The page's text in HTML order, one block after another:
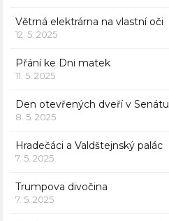
Větrná elektrárna na vlastní oči
12. 5. 2025
Přání ke Dni matek
11. 5. 2025
Den otevřených dveří v Senátu
8. 5. 2025
Hradečáci a Valdštejnský palác
7. 5. 2025
Trumpova divočina
7. 5. 2025